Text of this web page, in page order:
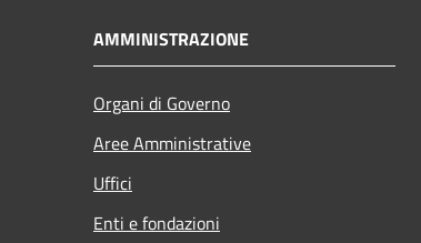
AMMINISTRAZIONE
Organi di Governo
Aree Amministrative
Uffici
Enti e fondazioni